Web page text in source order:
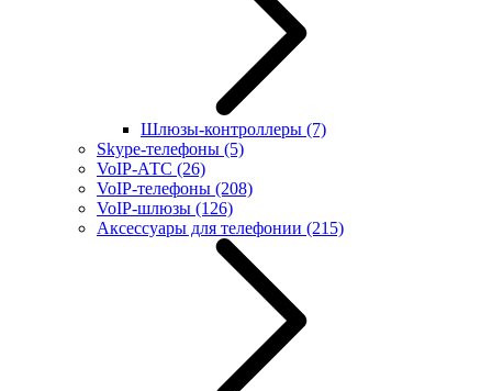
Шлюзы-контроллеры (7)
Skype-телефоны (5)
VoIP-АТС (26)
VoIP-телефоны (208)
VoIP-шлюзы (126)
Аксессуары для телефонии (215)